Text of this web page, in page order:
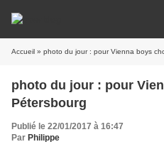
Accueil » photo du jour : pour Vienna boys
photo du jour : pour
Pétersbourg
Publié le 22/01/2017 à 16:47
Par Philippe